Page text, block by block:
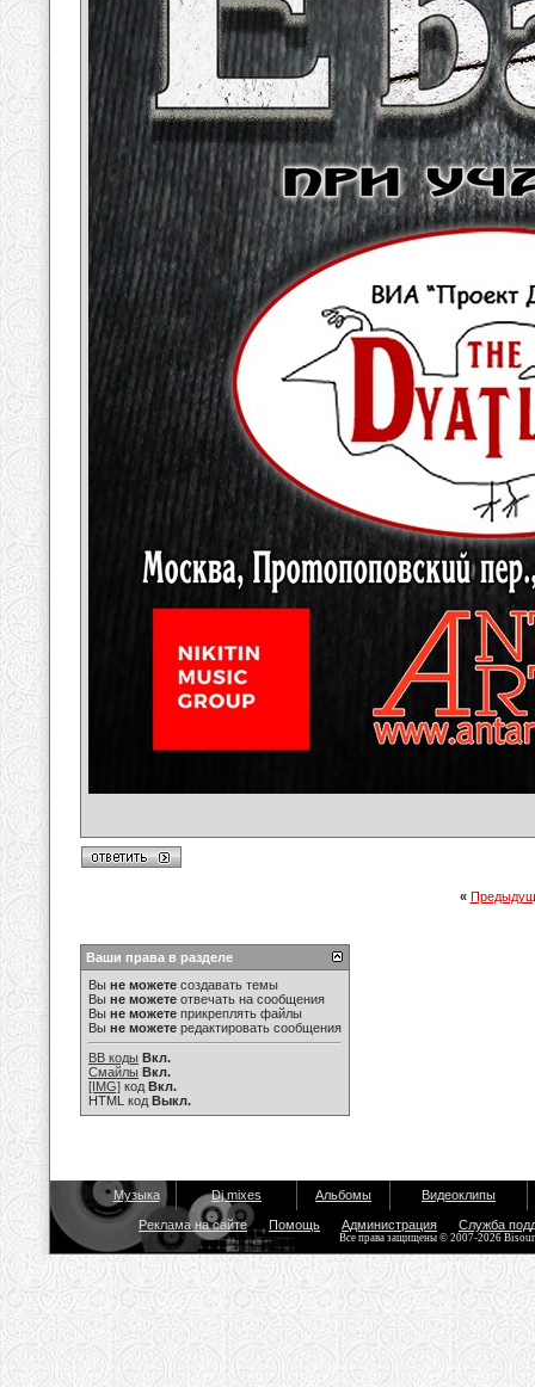
«
Ваши права в разделе
Вы не можете создавать темы
Вы не можете отвечать на сообщения
Вы не можете прикреплять файлы
Вы не можете редактировать сообщения
BB коды Вкл.
Смайлы Вкл.
[IMG] код Вкл.
HTML код Выкл.
Музыка Dj mixes Альбомы Видеоклипы
Реклама на сайте Помощь Администрация Служба
Все права защищены © 2007-2026